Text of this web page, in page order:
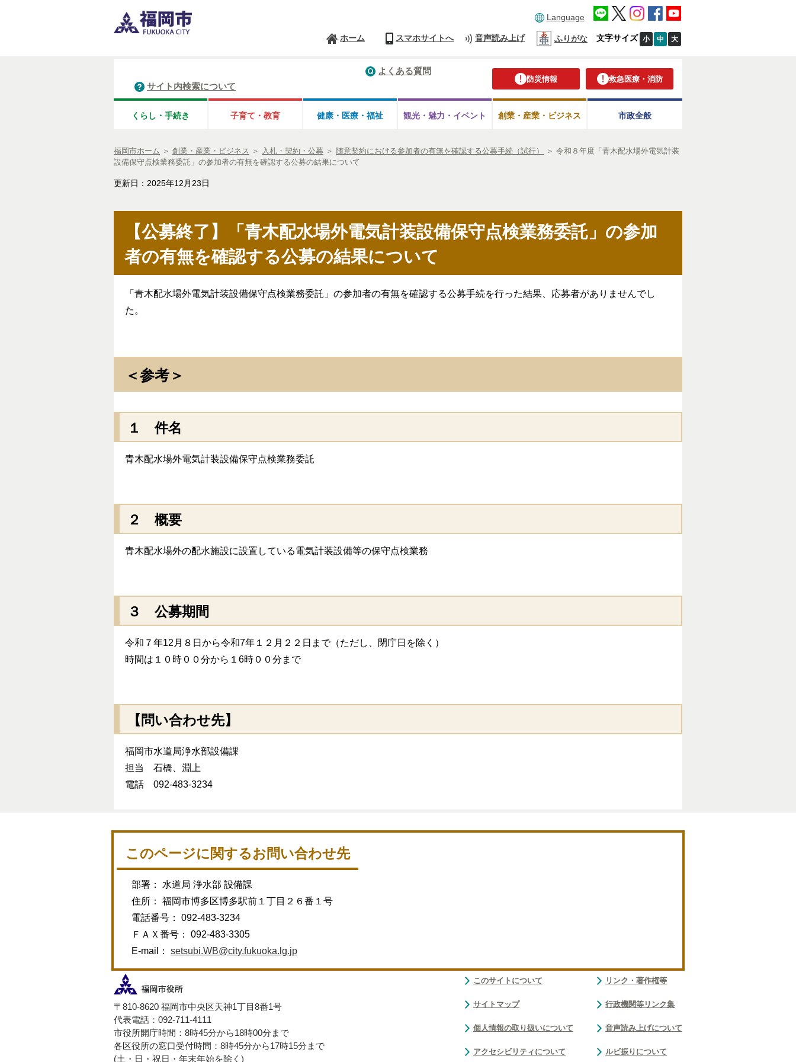
Language
ホーム スマホサイトへ 音声読み上げ ふりがな 文字サイズ 小 中 大
防災情報 救急医療・消防
よくある質問
サイト内検索について
くらし・手続き 子育て・教育 健康・医療・ 福祉 観光・魅力・ イベント 創業・産業・ビジネス 市政全般
福岡市ホーム ＞ 創業・産業・ビジネス ＞ 入札・契約・公募 ＞ 随意契約における参加者の有無を確認する公募手続（試行） ＞ 令和８年度「青木配水場外電気計装
設備保守点検業務委託」の参加者の有無を確認する公募の結果について
更新日：2025年12月23日
【公募終了】「青木配水場外電気計装設備保守点検業務委託」の参加
者の有無を確認する公募の結果について
「青木配水場外電気計装設備保守点検業務委託」の参加者の有無を確認する公募手続を行った結果、応募者がありませんでし
た。
＜参考＞
１ 件名
青木配水場外電気計装設備保守点検業務委託
２ 概要
青木配水場外の配水施設に設置している電気計装設備等の保守点検業務
３ 公募期間
令和７年12月８日から令和7年１２月２２日まで（ただし、閉庁日を除く）
時間は１０時００分から１6時００分まで
【問い合わせ先】
福岡市水道局浄水部設備課
担当 石橋、淵上
電話 092-483-3234
このページに関するお問い合わせ先
部署： 水道局 浄水部 設備課
住所： 福岡市博多区博多駅前１丁目２６番１号
電話番号： 092-483-3234
ＦＡＸ番号： 092-483-3305
E-mail： setsubi.WB@city.fukuoka.lg.jp
〒810-8620 福岡市中央区天神1丁目8番1号
代表電話：092-711-4111
市役所開庁時間：8時45分から18時00分まで
各区役所の窓口受付時間：8時45分から17時15分まで
(土・日・祝日・年末年始を除く)
このサイトについて
サイトマップ
個人情報の取り扱いについて
アクセシビリティについて
リンク・著作権等
行政機関等リンク集
音声読み上げについて
ルビ振りについて